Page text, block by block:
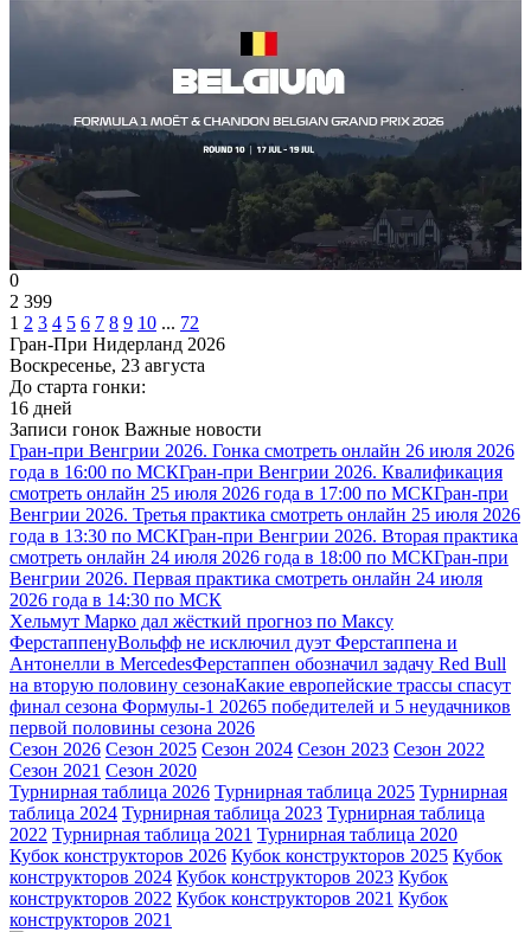
0
2 399
1 2 3 4 5 6 7 8 9 10 ... 72
Гран-При Нидерланд 2026
Воскресенье, 23 августа
До старта гонки:
16 дней
Записи гонок Важные новости
Гран-при Венгрии 2026. Гонка смотреть онлайн 26 июля 2026
года в 16:00 по МСКГран-при Венгрии 2026. Квалификация
смотреть онлайн 25 июля 2026 года в 17:00 по МСКГран-при
Венгрии 2026. Третья практика смотреть онлайн 25 июля 2026
года в 13:30 по МСКГран-при Венгрии 2026. Вторая практика
смотреть онлайн 24 июля 2026 года в 18:00 по МСКГран-при
Венгрии 2026. Первая практика смотреть онлайн 24 июля
2026 года в 14:30 по МСК
Хельмут Марко дал жёсткий прогноз по Максу
ФерстаппенуВольфф не исключил дуэт Ферстаппена и
Антонелли в MercedesФерстаппен обозначил задачу Red Bull
на вторую половину сезонаКакие европейские трассы спасут
финал сезона Формулы-1 20265 победителей и 5 неудачников
первой половины сезона 2026
Сезон 2026 Сезон 2025 Сезон 2024 Сезон 2023 Сезон 2022
Сезон 2021 Сезон 2020
Турнирная таблица 2026 Турнирная таблица 2025 Турнирная
таблица 2024 Турнирная таблица 2023 Турнирная таблица
2022 Турнирная таблица 2021 Турнирная таблица 2020
Кубок конструкторов 2026 Кубок конструкторов 2025 Кубок
конструкторов 2024 Кубок конструкторов 2023 Кубок
конструкторов 2022 Кубок конструкторов 2021 Кубок
конструкторов 2021